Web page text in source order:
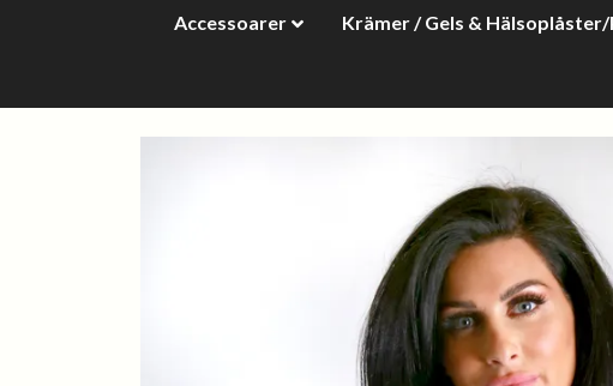
Accessoarer Krämer / Gels &